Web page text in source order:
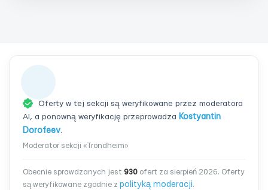
Oferty w tej sekcji są weryfikowane przez moderatora
AI, a ponowną weryfikację przeprowadza Kostyantin
Dorofeev.
Moderator sekcji «Trondheim»
Obecnie sprawdzanych jest 930 ofert za sierpień 2026. Oferty
są weryfikowane zgodnie z polityką moderacji.